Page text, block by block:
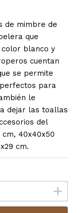
de mimbre de
que
blanco y
cuentan
se permite
para
le
dejar las toallas
del
40x40x50
cm.